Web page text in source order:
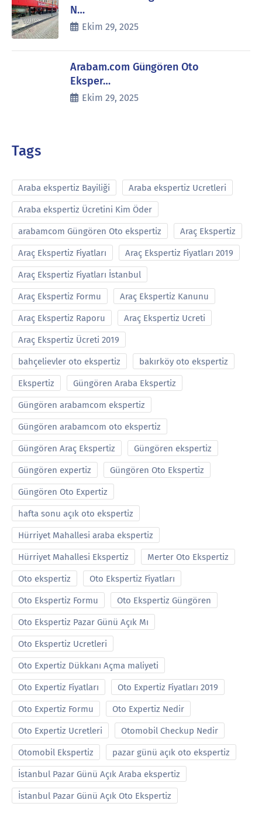
N…
Ekim 29, 2025
Arabam.com Güngören Oto
Eksper…
Ekim 29, 2025
Tags
Araba ekspertiz Bayiliği Araba ekspertiz Ucretleri
Araba ekspertiz Ücretini Kim Öder
arabamcom Güngören Oto ekspertiz Araç Ekspertiz
Araç Ekspertiz Fiyatları Araç Ekspertiz Fiyatları 2019
Araç Ekspertiz Fiyatları İstanbul
Araç Ekspertiz Formu Araç Ekspertiz Kanunu
Araç Ekspertiz Raporu Araç Ekspertiz Ucreti
Araç Ekspertiz Ücreti 2019
bahçelievler oto ekspertiz bakırköy oto ekspertiz
Ekspertiz Güngören Araba Ekspertiz
Güngören arabamcom ekspertiz
Güngören arabamcom oto ekspertiz
Güngören Araç Ekspertiz Güngören ekspertiz
Güngören expertiz Güngören Oto Ekspertiz
Güngören Oto Expertiz
hafta sonu açık oto ekspertiz
Hürriyet Mahallesi araba ekspertiz
Hürriyet Mahallesi Ekspertiz Merter Oto Ekspertiz
Oto ekspertiz Oto Ekspertiz Fiyatları
Oto Ekspertiz Formu Oto Ekspertiz Güngören
Oto Ekspertiz Pazar Günü Açık Mı
Oto Ekspertiz Ucretleri
Oto Expertiz Dükkanı Açma maliyeti
Oto Expertiz Fiyatları Oto Expertiz Fiyatları 2019
Oto Expertiz Formu Oto Expertiz Nedir
Oto Expertiz Ucretleri Otomobil Checkup Nedir
Otomobil Ekspertiz pazar günü açık oto ekspertiz
İstanbul Pazar Günü Açık Araba ekspertiz
İstanbul Pazar Günü Açık Oto Ekspertiz